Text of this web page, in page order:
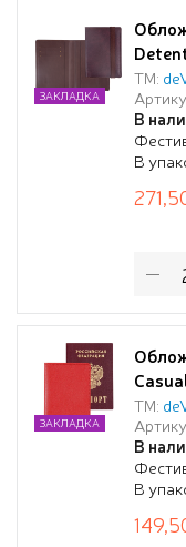
ТМ:
В
В
ЗАКЛАДКА
ТМ:
В
В
ЗАКЛАДКА